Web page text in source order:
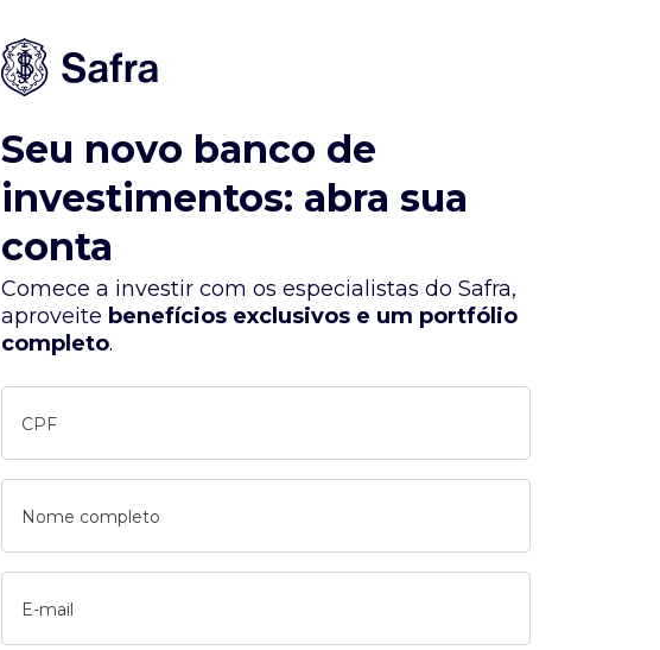
Seu novo banco de
investimentos: abra sua
conta
Comece a investir com os especialistas do Safra,
aproveite benefícios exclusivos e um portfólio
completo.
CPF
Nome completo
E-mail